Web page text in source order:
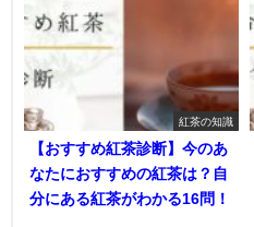
紅茶の知識
【おすすめ紅茶診断】今のあ
なたにおすすめの紅茶は？自
分にある紅茶がわかる16問！